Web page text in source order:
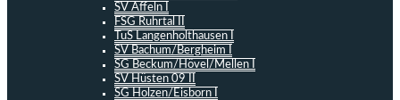
SV Affeln I
FSG Ruhrtal II
TuS Langenholthausen I
SV Bachum/Bergheim I
SG Beckum/Hövel/Mellen I
SV Hüsten 09 II
SG Holzen/Eisborn I